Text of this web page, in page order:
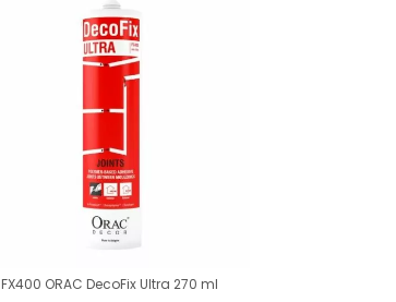
FX400 ORAC DecoFix Ultra 270 ml